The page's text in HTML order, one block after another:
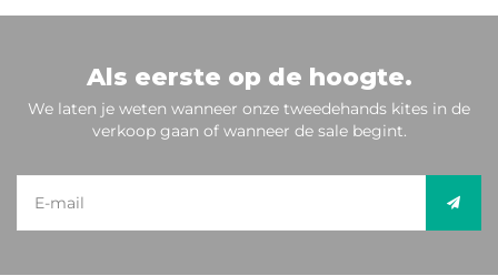
Als eerste op de hoogte.
We laten je weten wanneer onze tweedehands kites in de
verkoop gaan of wanneer de sale begint.